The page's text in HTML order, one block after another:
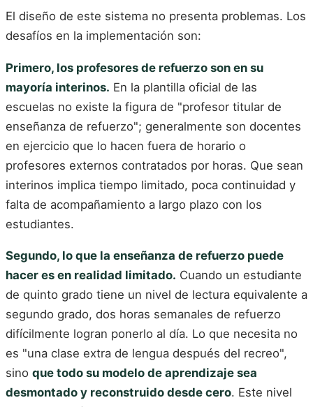
El diseño de este sistema no presenta problemas. Los
desafíos en la implementación son:
Primero, los profesores de refuerzo son en su
mayoría interinos. En la plantilla oficial de las
escuelas no existe la figura de "profesor titular de
enseñanza de refuerzo"; generalmente son docentes
en ejercicio que lo hacen fuera de horario o
profesores externos contratados por horas. Que sean
interinos implica tiempo limitado, poca continuidad y
falta de acompañamiento a largo plazo con los
estudiantes.
Segundo, lo que la enseñanza de refuerzo puede
hacer es en realidad limitado. Cuando un estudiante
de quinto grado tiene un nivel de lectura equivalente a
segundo grado, dos horas semanales de refuerzo
difícilmente logran ponerlo al día. Lo que necesita no
es "una clase extra de lengua después del recreo",
sino que todo su modelo de aprendizaje sea
desmontado y reconstruido desde cero. Este nivel